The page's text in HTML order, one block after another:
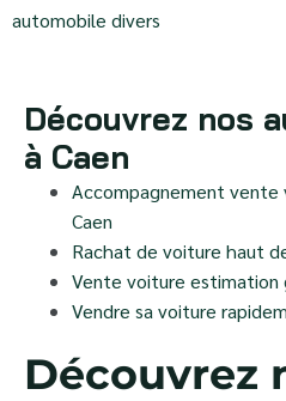
automobile divers
Découvrez nos
à Caen
Accompagnement vente
Caen
Rachat de voiture haut
Vente voiture estimation
Vendre sa voiture
Découvrez